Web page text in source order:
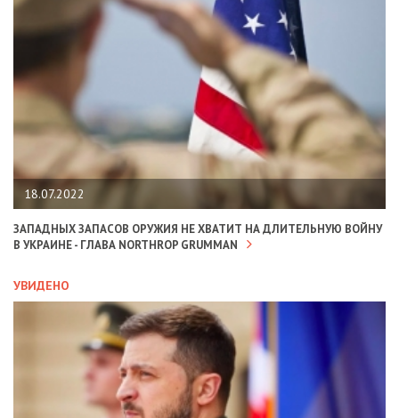
18.07.2022
ЗАПАДНЫХ ЗАПАСОВ ОРУЖИЯ НЕ ХВАТИТ НА ДЛИТЕЛЬНУЮ ВОЙНУ
В УКРАИНЕ - ГЛАВА NORTHROP GRUMMAN
УВИДЕНО